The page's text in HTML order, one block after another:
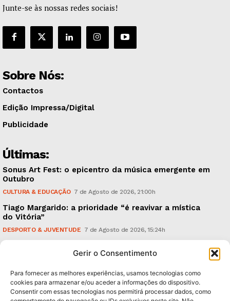
Gerir o Consentimento
Para fornecer as melhores experiências, usamos tecnologias como
cookies para armazenar e/ou aceder a informações do dispositivo.
Consentir com essas tecnologias nos permitirá processar dados, como
Junte-se às nossas redes sociais!
Sobre Nós:
Contactos
Edição Impressa/Digital
Publicidade
Últimas:
Sonus Art Fest: o epicentro da música emergente em
Outubro
CULTURA & EDUCAÇÃO 7 de Agosto de 2026, 21:00h
Tiago Margarido: a prioridade “é reavivar a mística
do Vitória”
DESPORTO & JUVENTUDE 7 de Agosto de 2026, 15:24h
caudais e antecipa situações de risco
Subscreva Newsletter: